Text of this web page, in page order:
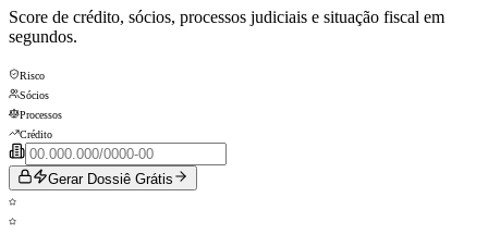
Score de crédito, sócios, processos judiciais e situação fiscal em
segundos.
Risco
Sócios
Processos
Crédito
Gerar Dossiê Grátis